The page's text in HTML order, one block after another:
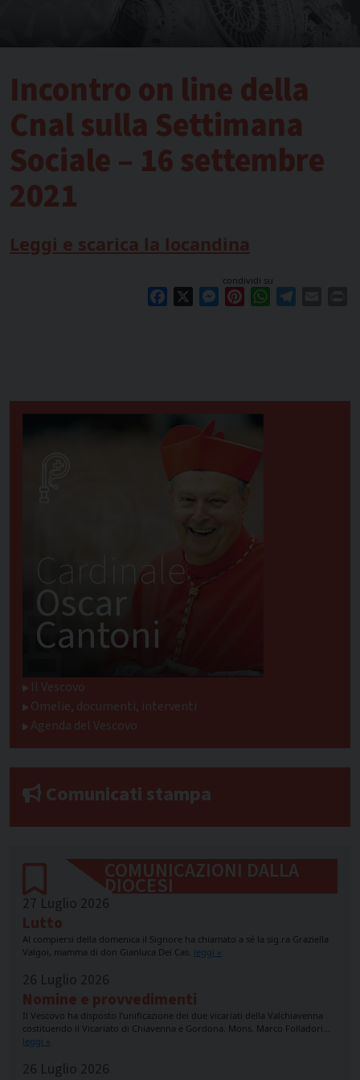
Incontro on line della
Cnal sulla Settimana
Sociale – 16 settembre
2021
Leggi e scarica la locandina
condividi su
Facebook Messenger
PinterestWhatsApp
Cardinale
Oscar
Cantoni
Il Vescovo
Omelie, documenti, interventi
Agenda del Vescovo
Comunicati stampa
COMUNICAZIONI DALLA
DIOCESI
27 Luglio 2026
Lutto
Al compiersi della domenica il Signore ha chiamato a sé la sig.ra Graziella
Valgoi, mamma di don Gianluca Dei Cas. leggi »
26 Luglio 2026
Nomine e provvedimenti
Il Vescovo ha disposto l’unificazione dei due vicariati della Valchiavenna
costituendo il Vicariato di Chiavenna e Gordona. Mons. Marco Folladori…
leggi »
26 Luglio 2026